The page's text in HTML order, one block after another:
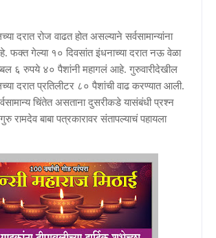
दरात रोज वाढत होत असल्याने सर्वसामान्यांना
फक्त गेल्या १० दिवसांत इंधनाच्या दरात नऊ वेळा
६ रुपये ४० पैशांनी महागलं आहे. गुरुवारीदेखील
दरात प्रतिलीटर ८० पैशांची वाढ करण्यात आली.
चिंतेत असताना दुसरीकडे यासंबंधी प्रश्न
रामदेव बाबा पत्रकारावर संतापल्याचं पहायला